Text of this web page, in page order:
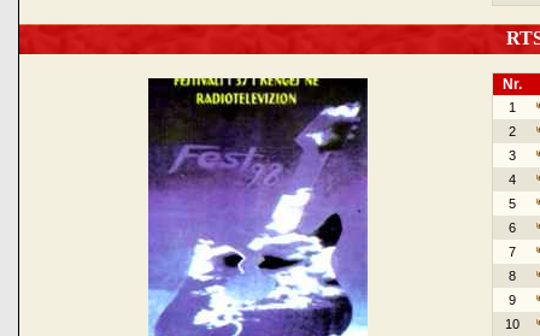
Nr.
1
2
3
4
5
6
7
8
9
10